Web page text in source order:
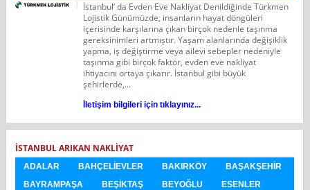
İstanbul‘ da Evden Eve Nakliyat Denildiğinde Türkmen
Lojistik Günümüzde, insanların hayat döngüleri
içerisinde karşılarına çıkan birçok nedenle taşınma
gereksinimleri artmıştır. Yaşam alanlarında değişiklik
yapma, iş değiştirme veya ailevi sebepler nedeniyle
taşınma gibi birçok faktör, evden eve nakliyat
ihtiyacını ortaya çıkarır. İstanbul gibi büyük
şehirlerde,...
İletişim bilgileri için tıklayınız...
İSTANBUL ARIKAN NAKLIYAT
ADALAR BAHÇELIEVLER BAKIRKÖY
BAŞAKŞEHIR
BAYRAMPAŞA
BEŞIKTAŞ BEYOĞLU
ESENLER